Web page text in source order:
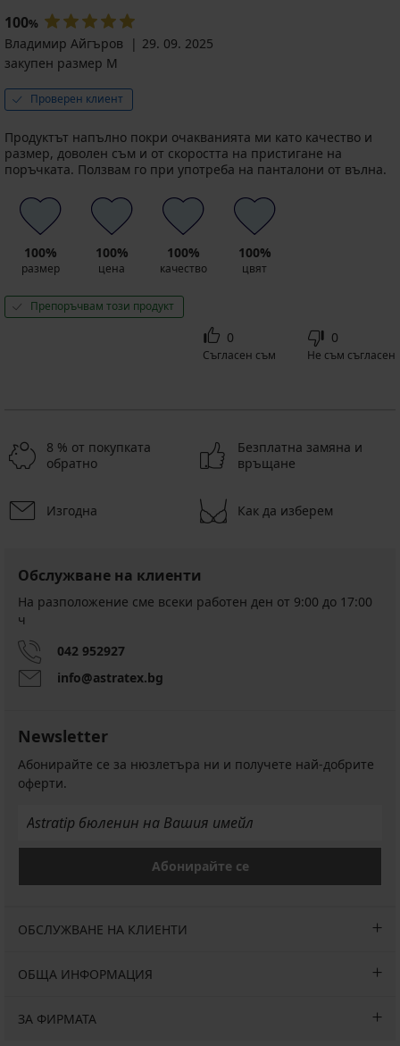
100%
Владимир Айгъров
29. 09. 2025
закупен размер M
Проверен клиент
Продуктът напълно покри очакванията ми като качество и
размер, доволен съм и от скоростта на пристигане на
поръчката. Ползвам го при употреба на панталони от вълна.
100%
размер
100%
цена
100%
качество
100%
цвят
Препоръчвам този продукт
0
Съгласен съм
0
Не съм съгласен
8 % от покупката
обратно
Безплатна замяна и
връщане
Изгодна Как да изберем
Обслужване на клиенти
На разположение сме всеки работен ден от 9:00 до 17:00
ч
042 952927
info@astratex.bg
Newsletter
Абонирайте се за нюзлетъра ни и получете най-добрите
оферти.
Абонирайте се
ОБСЛУЖВАНЕ НА КЛИЕНТИ
ОБЩА ИНФОРМАЦИЯ
ЗА ФИРМАТА